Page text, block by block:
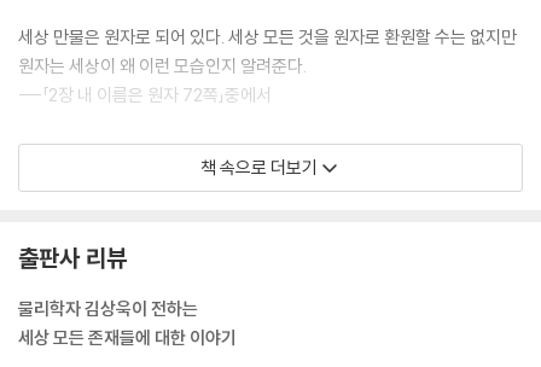
마음이 느껴지는 제목입니다.
"세상 만물은 원자로 되어 있다. 세상 모든 것을 원자로 환원할 수는 없지
만 원자는 세상이 왜 이런 모습인지 알려준다."
우주에서 가장 많은 원자는 수소입니다. 발을 딛고 있는 땅에는 산소 원자
가 가장 많습니다. 수소와 산소가 결합한 것이 물이고, 수소, 산소 원자에
탄소와 질소 원자를 더하면 우리 몸을 이루는 원자의 97%가 넘습니다. 원
자는 인간이 간접적으로나마 느낄 수 있고, 우리가 지각할 수 있는 모든 물
세상 만물은 원자로 되어 있다. 세상 모든 것을 원자로 환원할 수는 없지만
원자는 세상이 왜 이런 모습인지 알려준다.
---「2장 내 이름은 원자 72쪽」중에서
결국 우리는 층위에 따라 다른 법칙을 적용하는 것이 최선이라는 결론에
우리는 죽으면 흙으로, 즉 지구로 돌아간다. 이것은 시적인 표현이 아니라
과학적 사실이다. 이렇게 만물은 원자로 되어 있다.
---「4장 물리학의 관점으로 본 지구 144쪽」중에서
책 속으로 더보기
출판사 리뷰
물리학자 김상욱이 전하는
세상 모든 존재들에 대한 이야기